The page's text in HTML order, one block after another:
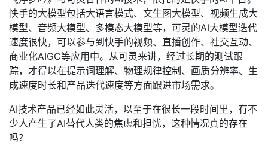
快手的大模型包括大语言模式、文生图大模型、视频生成大
模型、音频大模型、多模态大模型等，可灵的AI大模型迭代
速度很快，可以参与到快手的视频、直播创作、社交互动、
商业化AIGC等应用中。从可灵来讲，经过长期的测试跟
踪，才得以在提示词理解、物理规律控制、画质分辨率、生
成速度时长和产品迭代速度等方面跟进市场需求。
AI技术产品已经如此灵活，以至于在很长一段时间里，有不
少人产生了AI替代人类的焦虑和担忧，这种情况真的存在
吗？